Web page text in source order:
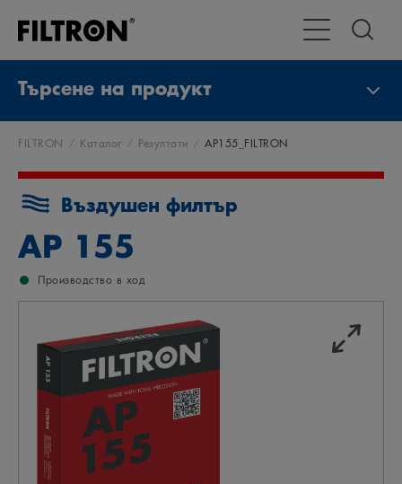
Превключване
Търсене на продукт
FILTRON Каталог Резултати AP155_FILTRON
Въздушен филтър
AP 155
Производство в ход